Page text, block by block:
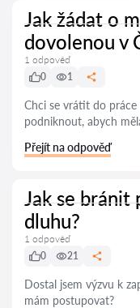
Jak žádat o
dovolenou v
1 odpověď
0
1
Chci se vrátit do
podniknout, abych
Přejít na odpověď
Jak se
dluhu?
1 odpověď
0
21
Dostal jsem výzvu k
mám postupovat?